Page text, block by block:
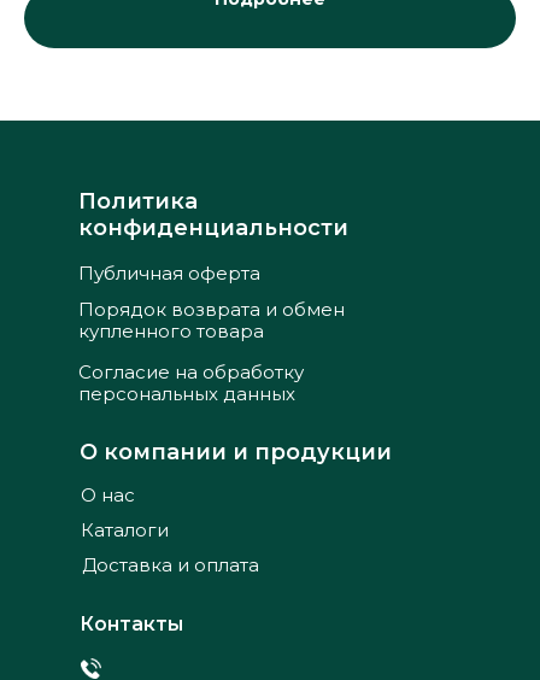
О нас
Согласие на обработку
персональных данных
Публичная оферта
Каталоги
Порядок возврата и обмен
купленного товара
Доставка и оплата
Политика
конфиденциальности
О компании и продукции
Контакты